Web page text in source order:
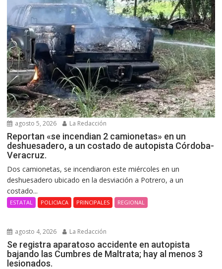
agosto 5, 2026 La Redacción
Reportan «se incendian 2 camionetas» en un
deshuesadero, a un costado de autopista Córdoba-
Veracruz.
Dos camionetas, se incendiaron este miércoles en un
deshuesadero ubicado en la desviación a Potrero, a un
costado...
ESTATAL POLICIACA PRINCIPALES REGIONAL
agosto 4, 2026 La Redacción
Se registra aparatoso accidente en autopista
bajando las Cumbres de Maltrata; hay al menos 3
lesionados.